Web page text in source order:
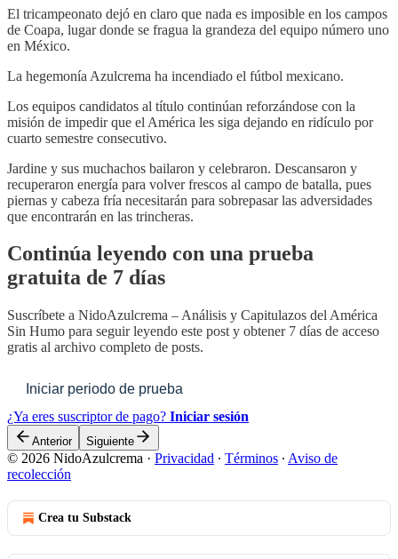
El tricampeonato dejó en claro que nada es imposible en los campos
de Coapa, lugar donde se fragua la grandeza del equipo número uno
en México.
La hegemonía Azulcrema ha incendiado el fútbol mexicano.
Los equipos candidatos al título continúan reforzándose con la
misión de impedir que el América les siga dejando en ridículo por
cuarto semestre consecutivo.
Jardine y sus muchachos bailaron y celebraron. Descansaron y
recuperaron energía para volver frescos al campo de batalla, pues
piernas y cabeza fría necesitarán para sobrepasar las adversidades
que encontrarán en las trincheras.
Continúa leyendo con una prueba
gratuita de 7 días
Suscríbete a NidoAzulcrema – Análisis y Capitulazos del América
Sin Humo para seguir leyendo este post y obtener 7 días de acceso
gratis al archivo completo de posts.
Iniciar periodo de prueba
¿Ya eres suscriptor de pago? Iniciar sesión
Anterior Siguiente
© 2026 NidoAzulcrema · Privacidad ∙ Términos ∙ Aviso de
recolección
Crea tu Substack